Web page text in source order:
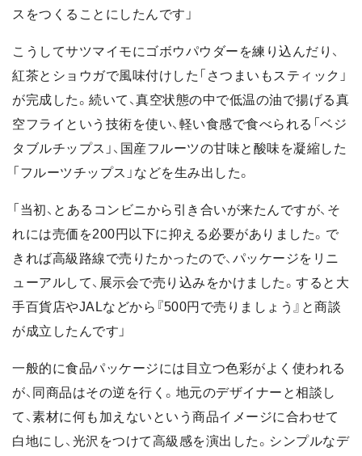
スをつくることにしたんです」
こうしてサツマイモにゴボウパウダーを練り込んだり、
紅茶とショウガで風味付けした「さつまいもスティック」
が完成した。続いて、真空状態の中で低温の油で揚げる真
空フライという技術を使い、軽い食感で食べられる「ベジ
タブルチップス」、国産フルーツの甘味と酸味を凝縮した
「フルーツチップス」などを生み出した。
「当初、とあるコンビニから引き合いが来たんですが、そ
れには売価を200円以下に抑える必要がありました。で
きれば高級路線で売りたかったので、パッケージをリニ
ューアルして、展示会で売り込みをかけました。すると大
手百貨店やJALなどから『500円で売りましょう』と商談
が成立したんです」
一般的に食品パッケージには目立つ色彩がよく使われる
が、同商品はその逆を行く。地元のデザイナーと相談し
て、素材に何も加えないという商品イメージに合わせて
白地にし、光沢をつけて高級感を演出した。シンプルなデ